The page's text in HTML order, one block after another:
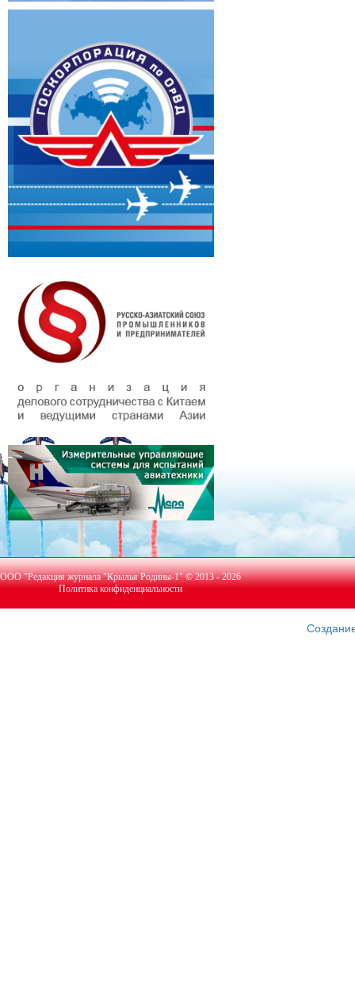
ООО "Редакция журнала "Крылья Родины-1" © 2013 - 2026
Политика конфиденциальности